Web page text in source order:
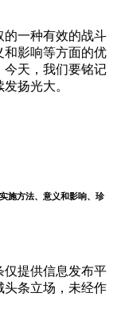
的一种有效的战斗
和影响等方面的优
今天，我们要铭记
扬光大。
施方法、意义和影响、珍
仅提供信息发布平
头条立场，未经作